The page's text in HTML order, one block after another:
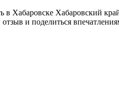
Хабаровске Хабаровский
и поделиться